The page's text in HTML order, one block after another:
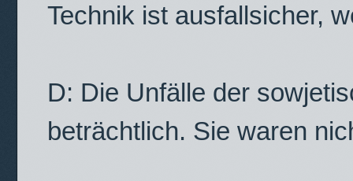
Technik ist ausfallsicher,
D: Die Unfälle der
beträchtlich. Sie waren